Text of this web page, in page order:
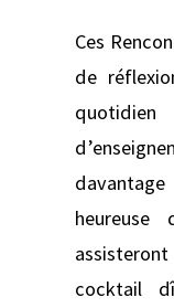
Ces
de
heureuse
cocktail